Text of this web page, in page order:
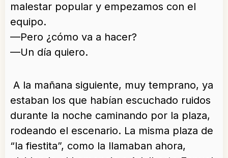
malestar popular y empezamos con el
equipo.
—Pero ¿cómo va a hacer?
—Un día quiero.
A la mañana siguiente, muy temprano, ya
estaban los que habían escuchado ruidos
durante la noche caminando por la plaza,
rodeando el escenario. La misma plaza de
“la fiestita”, como la llamaban ahora,